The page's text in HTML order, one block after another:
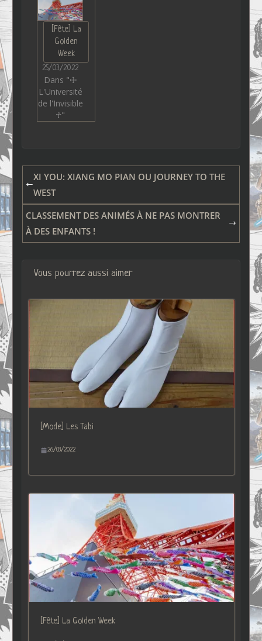
[Fête] La
Golden
Week
25/03/2022
Dans "☩
L'Université
de l'Invisible
☥"
XI YOU: XIANG MO PIAN OU JOURNEY TO THE
WEST
CLASSEMENT DES ANIMÉS À NE PAS MONTRER
À DES ENFANTS !
Vous pourrez aussi aimer
[Mode] Les Tabi
26/03/2022
[Fête] La Golden Week